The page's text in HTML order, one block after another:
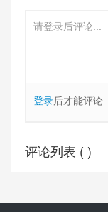
登录后才能评论
评论列表 ( )